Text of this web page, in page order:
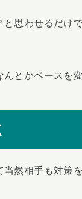
と思わせるだけ
とかペースを
当然相手も対策